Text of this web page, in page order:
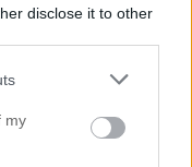
disclose it to other
my
bra. Vet ni, för
challenge
bryn-geniet: